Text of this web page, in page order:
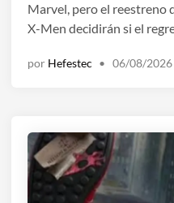
a
d
e
Marvel, pero el reestreno
X-Men decidirán si el
por Hefestec • 06/08/2026